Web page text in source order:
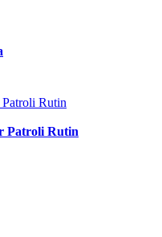
Patroli Rutin